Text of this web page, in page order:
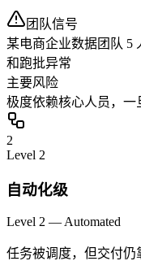
团队信号
某电商企业数据团队 5
和跑批异常
主要风险
极度依赖核心人员，一
2
Level 2
自动化级
Level 2 — Automated
任务被调度，但交付